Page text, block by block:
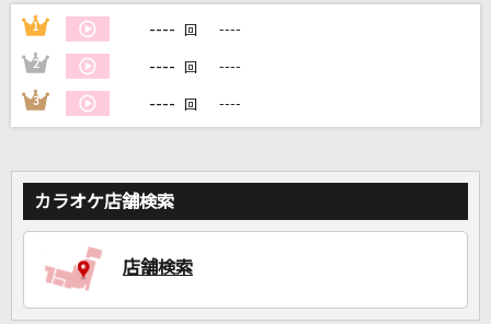
DAMの新曲・ランキングなど
カラオケをもっと楽しもう！
1 ---- 回 ----
2 ---- 回 ----
3 ---- 回 ----
カラオケ店舗検索
店舗検索